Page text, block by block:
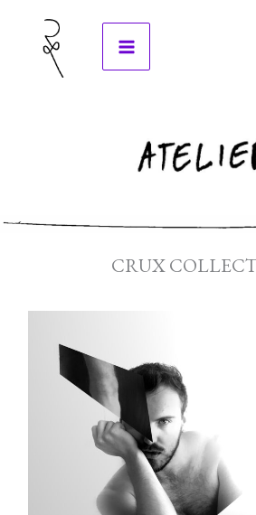
Inhalt
springen
CRUX